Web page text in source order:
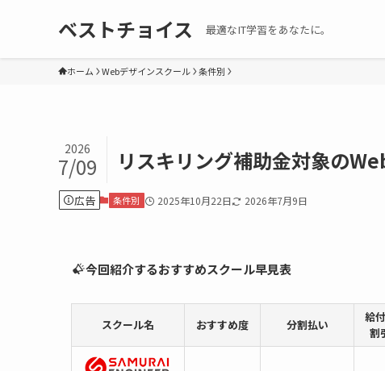
ベストチョイス 最適なIT学習をあなたに。
ホーム Webデザインスクール 条件別
リスキリング補助金対象の
2026
7/09
広告 条件別 2025年10月22日 2026年7月9日
今回紹介するおすすめスクール早見表
スクール名 おすすめ度 分割払い
給
割